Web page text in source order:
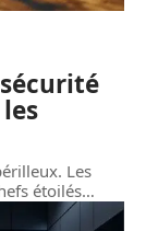
Les
étoilés…